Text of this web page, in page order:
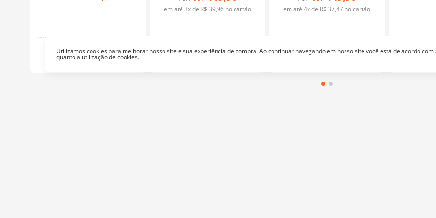
Utilizamos cookies para melhorar nosso site e sua experiência de compra. Ao continuar navegando em nosso site você está de acordo com
quanto a utilização de cookies.
Tesouras
em até 3x de R$ 39,96no cartão em até4x de R$ 37,47 no cartão